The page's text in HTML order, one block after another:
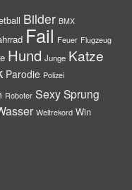
Bilder BMX
Fail Feuer Flugzeug
Hund Junge Katze
Parodie Polizei
Roboter SexySprung
Weltrekord Win